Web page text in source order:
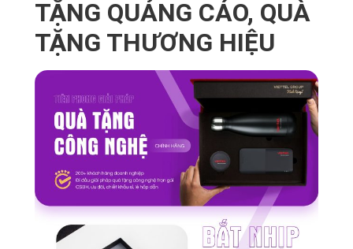
TẶNG QUẢNG CÁO, QUÀ
TẶNG THƯƠNG HIỆU